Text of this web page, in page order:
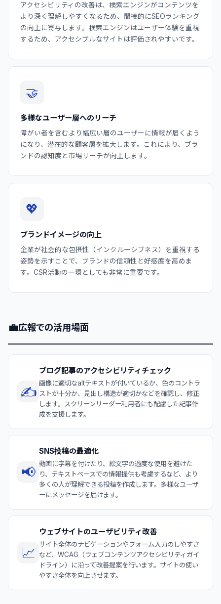
アクセシビリティの改善は、検索エンジンがコンテンツを
より深く理解しやすくなるため、間接的にSEOランキング
の向上に寄与します。検索エンジンはユーザー体験を重視
するため、アクセシブルなサイトは評価されやすいです。
🤝
多様なユーザー層へのリーチ
障がい者を含むより幅広い層のユーザーに情報が届くよう
になり、潜在的な顧客層を拡大します。これにより、ブラ
ンドの認知度と市場リーチが向上します。
💖
ブランドイメージの向上
企業が社会的な包摂性（インクルーシブネス）を重視する
姿勢を示すことで、ブランドの信頼性と好感度を高めま
す。CSR活動の一環としても非常に重要です。
💼広報での活用場面
✍️
ブログ記事のアクセシビリティチェック
画像に適切なaltテキストが付いているか、色のコントラ
ストが十分か、見出し構造が適切かなどを確認し、修正
します。スクリーンリーダー利用者にも配慮した記事作
成を支援します。
📢
SNS投稿の最適化
動画に字幕を付けたり、絵文字の過度な使用を避けた
り、テキストベースでの情報提供も考慮するなど、より
多くの人が理解できる投稿を作成します。多様なユーザ
ーにメッセージを届けます。
📈
ウェブサイトのユーザビリティ改善
サイト全体のナビゲーションやフォーム入力のしやすさ
など、WCAG（ウェブコンテンツアクセシビリティガイ
ドライン）に沿って改善提案を行います。サイトの使い
やすさ全体を向上させます。